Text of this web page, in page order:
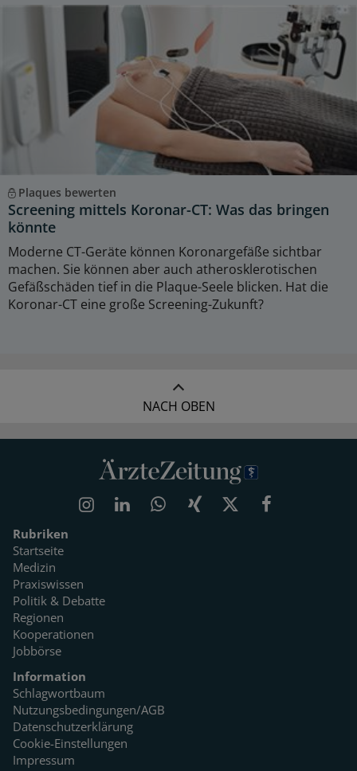
Plaques bewerten
Screening mittels Koronar-CT: Was das bringen
könnte
Moderne CT-Geräte können Koronargefäße sichtbar
machen. Sie können aber auch atherosklerotischen
Gefäßschäden tief in die Plaque-Seele blicken. Hat die
Koronar-CT eine große Screening-Zukunft?
NACH OBEN
Rubriken
Startseite
Medizin
Praxiswissen
Politik & Debatte
Regionen
Kooperationen
Jobbörse
Information
Schlagwortbaum
Nutzungsbedingungen/AGB
Datenschutzerklärung
Cookie-Einstellungen
Impressum